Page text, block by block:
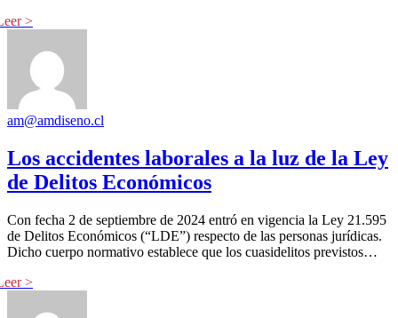
am@amdiseno.cl
Los accidentes laborales a la luz de la Ley
de Delitos Económicos
Con fecha 2 de septiembre de 2024 entró en vigencia la Ley 21.595
de Delitos Económicos (“LDE”) respecto de las personas jurídicas.
Dicho cuerpo normativo establece que los cuasidelitos previstos…